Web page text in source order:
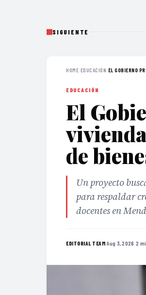
SIGUIENTE
HOME›EDUCACIÓN› EL GOBIERNO
EDUCACIÓN
El
de
Un proyecto
para respaldar
docentes en
EDITORIAL TEAM·Aug 3, 2026 ·2